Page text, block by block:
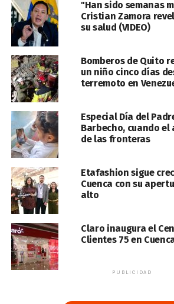
"Han sido semanas
Cristian Zamora
su salud (VIDEO)
Bomberos de Quito
un niño cinco días
terremoto en
Especial Día del
Barbecho, cuando el
de las fronteras
Etafashion sigue
Cuenca con su
alto
Claro inaugura el
Clientes 75 en
PUBLICIDAD